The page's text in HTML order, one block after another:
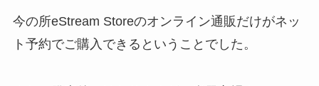
今の所eStream Storeのオンライン通販だけがネッ
ト予約でご購入できるということでした。